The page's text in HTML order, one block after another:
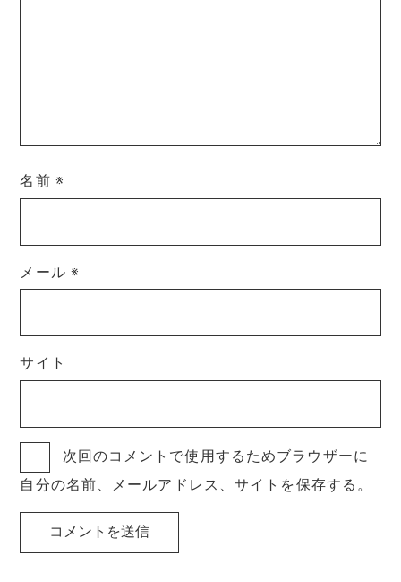
名前 ※
メール ※
サイト
次回のコメントで使用するためブラウザーに
自分の名前、メールアドレス、サイトを保存する。